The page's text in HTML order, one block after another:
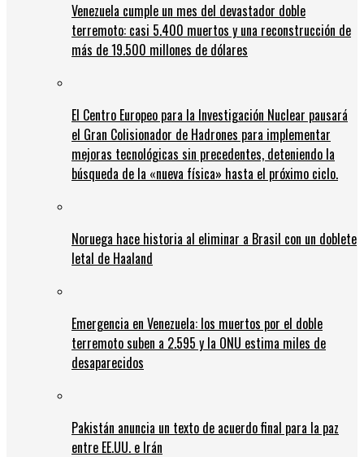
Venezuela cumple un mes del devastador doble
terremoto: casi 5.400 muertos y una reconstrucción de
más de 19.500 millones de dólares
El Centro Europeo para la Investigación Nuclear pausará
el Gran Colisionador de Hadrones para implementar
mejoras tecnológicas sin precedentes, deteniendo la
búsqueda de la «nueva física» hasta el próximo ciclo.
Noruega hace historia al eliminar a Brasil con un doblete
letal de Haaland
Emergencia en Venezuela: los muertos por el doble
terremoto suben a 2.595 y la ONU estima miles de
desaparecidos
Pakistán anuncia un texto de acuerdo final para la paz
entre EE.UU. e Irán